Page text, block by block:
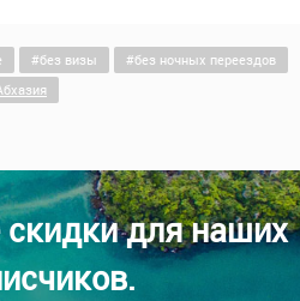
без визы
без ночных переездов
для наших